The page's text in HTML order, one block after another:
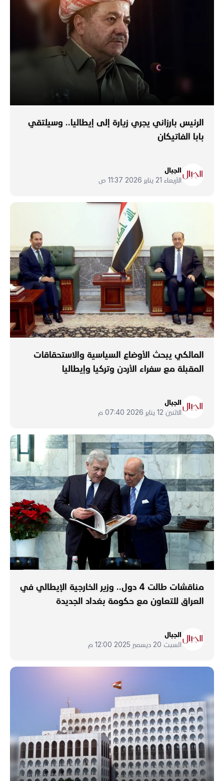
الرئيس بارزاني يجري زيارة إلى إيطاليا.. وسيلتقي
بابا الفاتيكان
الجبال
الأربعاء 21 يناير 2026 11:37 ص
المالكي يبحث الأوضاع السياسية والاستحقاقات
المقبلة مع سفراء الأردن وتركيا وإيطاليا
الجبال
الاثنين 12 يناير 2026 07:40 م
مناقشات طالت 4 دول.. وزير الخارجية الإيطالي في
العراق للتعاون مع حكومة بغداد الجديدة
الجبال
السبت 20 ديسمبر 2025 12:00 م